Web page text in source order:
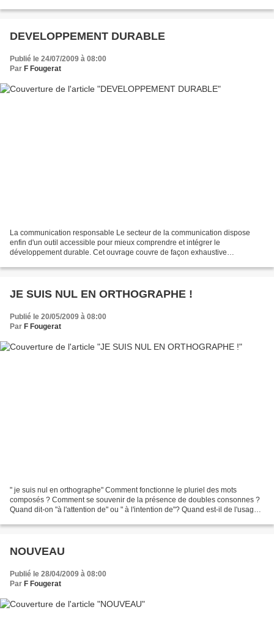
DEVELOPPEMENT DURABLE
Publié le 24/07/2009 à 08:00
Par F Fougerat
La communication responsable Le secteur de la communication dispose
enfin d'un outil accessible pour mieux comprendre et intégrer le
développement durable. Cet ouvrage couvre de façon exhaustive
JE SUIS NUL EN ORTHOGRAPHE !
Publié le 20/05/2009 à 08:00
Par F Fougerat
" je suis nul en orthographe" Comment fonctionne le pluriel des mots
composés ? Comment se souvenir de la présence de doubles consonnes ?
Quand dit-on "à l'attention de" ou " à l'intention de"? Quand est-il de l'usage
NOUVEAU
Publié le 28/04/2009 à 08:00
Par F Fougerat